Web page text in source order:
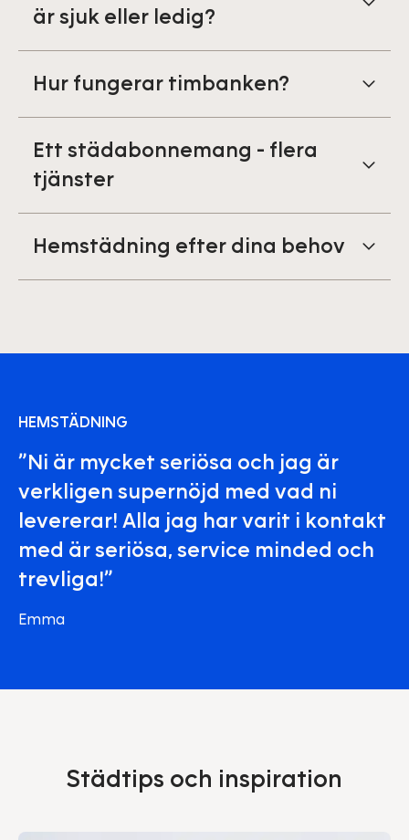
är sjuk eller ledig?
Hur fungerar timbanken?
Ett städabonnemang - flera
tjänster
Hemstädning efter dina behov
HEMSTÄDNING
”Ni är mycket seriösa och jag är
verkligen supernöjd med vad ni
levererar! Alla jag har varit i kontakt
med är seriösa, service minded och
trevliga!”
Emma
Städtips och inspiration